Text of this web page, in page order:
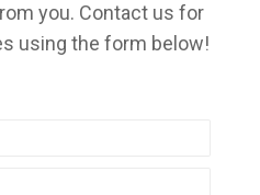
you. Contact us for
using the form below!